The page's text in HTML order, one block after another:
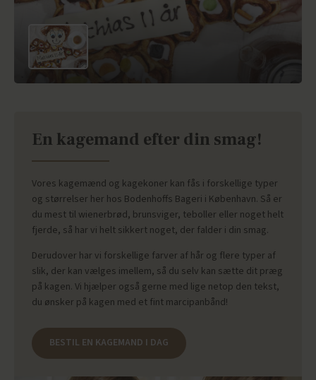
En kagemand efter din smag!
Vores kagemænd og kagekoner kan fås i forskellige typer
og størrelser her hos Bodenhoffs Bageri i København. Så er
du mest til wienerbrød, brunsviger, teboller eller noget helt
fjerde, så har vi helt sikkert noget, der falder i din smag.
Derudover har vi forskellige farver af hår og flere typer af
slik, der kan vælges imellem, så du selv kan sætte dit præg
på kagen. Vi hjælper også gerne med lige netop den tekst,
du ønsker på kagen med et fint marcipanbånd!
BESTIL EN KAGEMAND I DAG